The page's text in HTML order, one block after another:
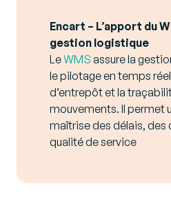
Encart – L’apport du
gestion logistique
LeWMS assure la
le pilotage en temps
d’entrepôt et la
mouvements. Il permet
maîtrise des délais, des
qualité de service